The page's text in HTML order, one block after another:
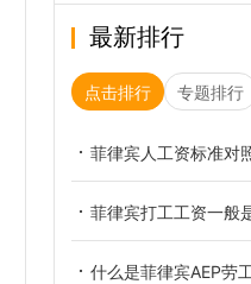
最新排行
点击排行 专题排行
菲律宾人工资标准对
菲律宾打工工资一般
什么是菲律宾AEP劳